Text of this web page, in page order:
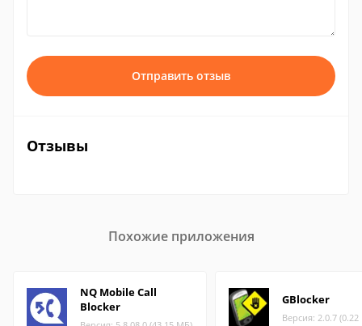
Отправить отзыв
Отзывы
Похожие приложения
NQ Mobile Call
Blocker
GBlocker
Версия: 2.0.7